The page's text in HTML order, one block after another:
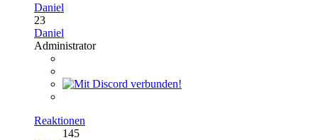
Daniel
23
Daniel
Administrator
Reaktionen
145